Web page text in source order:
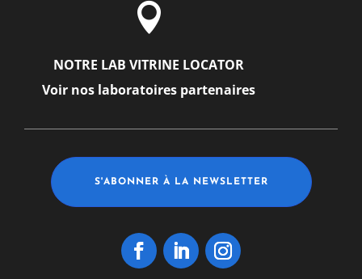

NOTRE LAB VITRINE LOCATOR
Voir nos laboratoires partenaires
S'ABONNER À LA NEWSLETTER